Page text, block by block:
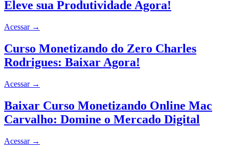
Eleve sua Produtividade Agora!
Acessar →
Curso Monetizando do Zero Charles
Rodrigues: Baixar Agora!
Acessar →
Baixar Curso Monetizando Online Mac
Carvalho: Domine o Mercado Digital
Acessar →